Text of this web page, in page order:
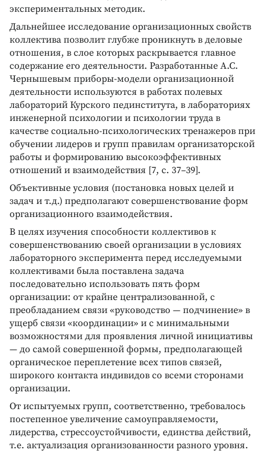
экспериментальных методик.
Дальнейшее исследование организационных свойств
коллектива позволит глубже проникнуть в деловые
отношения, в слое которых раскрывается главное
содержание его деятельности. Разработанные А.С.
Чернышевым приборы-модели организационной
деятельности используются в работах полевых
лабораторий Курского пединститута, в лабораториях
инженерной психологии и психологии труда в
качестве социально-психологических тренажеров при
обучении лидеров и групп правилам организаторской
работы и формированию высокоэффективных
отношений и взаимодействия [7, с. 37–39].
Объективные условия (постановка новых целей и
задач и т.д.) предполагают совершенствование форм
организационного взаимодействия.
В целях изучения способности коллективов к
совершенствованию своей организации в условиях
лабораторного эксперимента перед исследуемыми
коллективами была поставлена задача
последовательно использовать пять форм
организации: от крайне централизованной, с
преобладанием связи «руководство — подчинение» в
ущерб связи «координации» и с минимальными
возможностями для проявления личной инициативы
— до самой совершенной формы, предполагающей
органическое переплетение всех типов связей,
широкого контакта индивидов со всеми сторонами
организации.
От испытуемых групп, соответственно, требовалось
постепенное увеличение самоуправляемости,
лидерства, стрессоустойчивости, единства действий,
т.е. актуализация организованности разного уровня.